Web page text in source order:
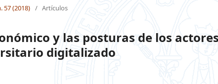
57 (2018) / Artículos
y las posturas de los
digitalizado